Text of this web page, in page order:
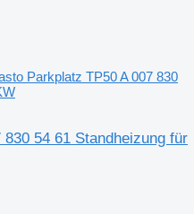
Parkplatz TP50 A 007 830
54 61 Standheizung für